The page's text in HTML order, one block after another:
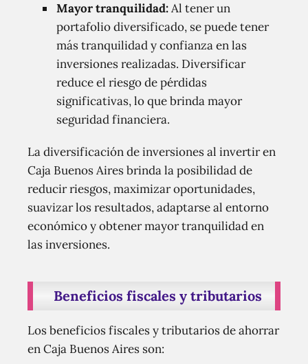
Mayor tranquilidad:Al tener un
portafolio diversificado, se puede tener
más tranquilidad y confianza en las
inversiones realizadas. Diversificar
reduce el riesgo de pérdidas
significativas, lo que brinda mayor
seguridad financiera.
La diversificación de inversiones al invertir en
Caja Buenos Aires brinda la posibilidad de
reducir riesgos, maximizar oportunidades,
suavizar los resultados, adaptarse al entorno
económico y obtener mayor tranquilidad en
las inversiones.
Beneficios fiscales y tributarios
Los beneficios fiscales y tributarios de ahorrar
en Caja Buenos Aires son: